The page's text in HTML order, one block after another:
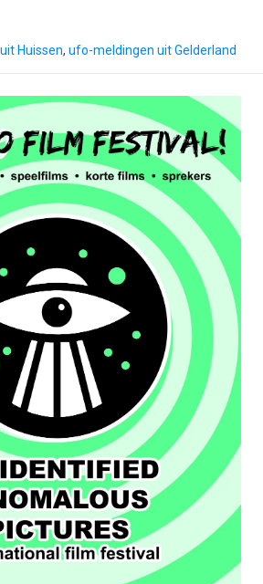
Huissen, ufo-meldingen uit Gelderland